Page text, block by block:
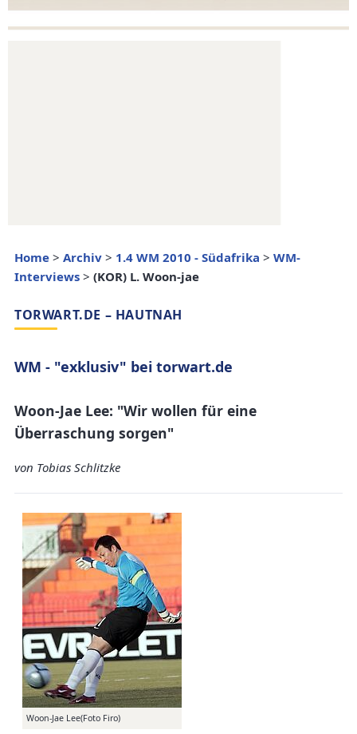
Home > Archiv > 1.4 WM 2010 - Südafrika > WM-
Interviews > (KOR) L. Woon-jae
TORWART.DE – HAUTNAH
WM - "exklusiv" bei torwart.de
Woon-Jae Lee: "Wir wollen für eine
Überraschung sorgen"
von Tobias Schlitzke
Woon-Jae Lee(Foto Firo)